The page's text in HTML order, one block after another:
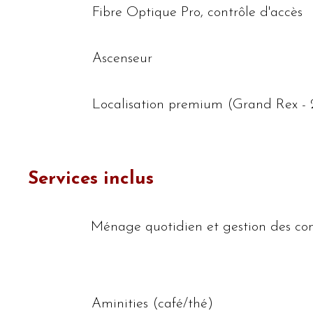
Fibre Optique Pro, contrôle d'accès
Ascenseur
​​Localisation premium (Grand Rex -
Services inclus
Ménage quotidien et gestion des
Aminities (café/thé)